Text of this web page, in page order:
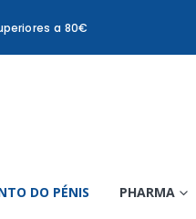
a 80€
DO PÉNIS PHARMA